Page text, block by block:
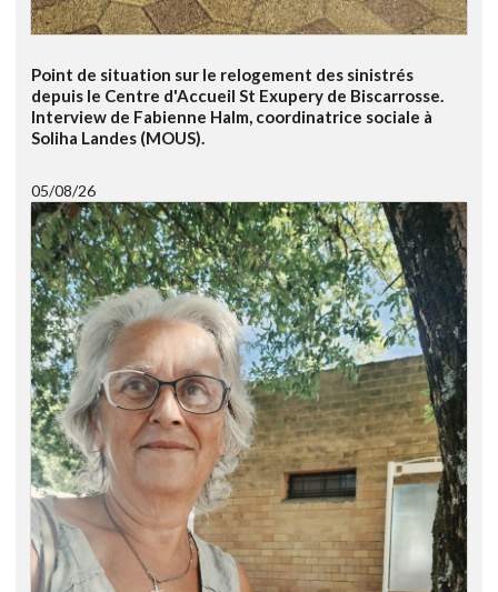
Point de situation sur le relogement des sinistrés
depuis le Centre d'Accueil St Exupery de Biscarrosse.
Interview de Fabienne Halm, coordinatrice sociale à
Soliha Landes (MOUS).
05/08/26